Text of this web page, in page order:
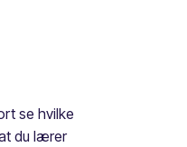
se hvilke
du lærer